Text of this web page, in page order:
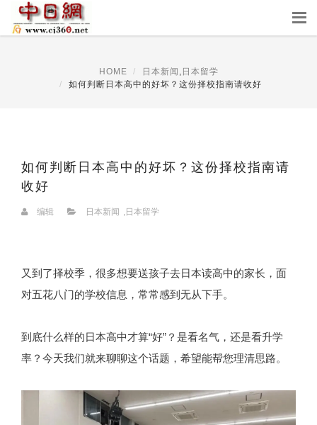
HOME 日本新闻 , 日本留学
如何判断日本高中的好坏？这份择校指南请收好
如何判断日本高中的好坏？这份择校指南请
收好
编辑 日本新闻 , 日本留学
又到了择校季，很多想要送孩子去日本读高中的家长，面
对五花八门的学校信息，常常感到无从下手。
到底什么样的日本高中才算“好”？是看名气，还是看升学
率？今天我们就来聊聊这个话题，希望能帮您理清思路。